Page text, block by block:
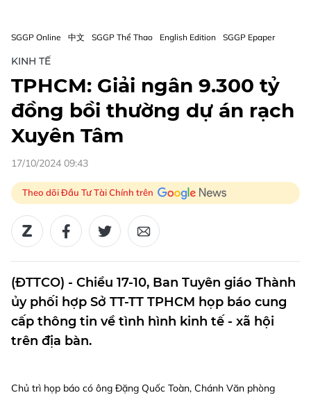
SGGP Online 中文 SGGP Thể Thao English Edition SGGP Epaper
KINH TẾ
TPHCM: Giải ngân 9.300 tỷ
đồng bồi thường dự án rạch
Xuyên Tâm
17/10/2024 09:43
Theo dõi Đầu Tư Tài Chính trên
(ĐTTCO) - Chiều 17-10, Ban Tuyên giáo Thành
ủy phối hợp Sở TT-TT TPHCM họp báo cung
cấp thông tin về tình hình kinh tế - xã hội
trên địa bàn.
Chủ trì họp báo có ông Đặng Quốc Toàn, Chánh Văn phòng